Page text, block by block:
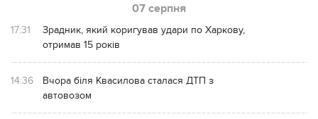
07 серпня
17:31
Зрадник, який коригував удари по Харкову,
отримав 15 років
14:36
Вчора біля Квасилова сталася ДТП з
автовозом